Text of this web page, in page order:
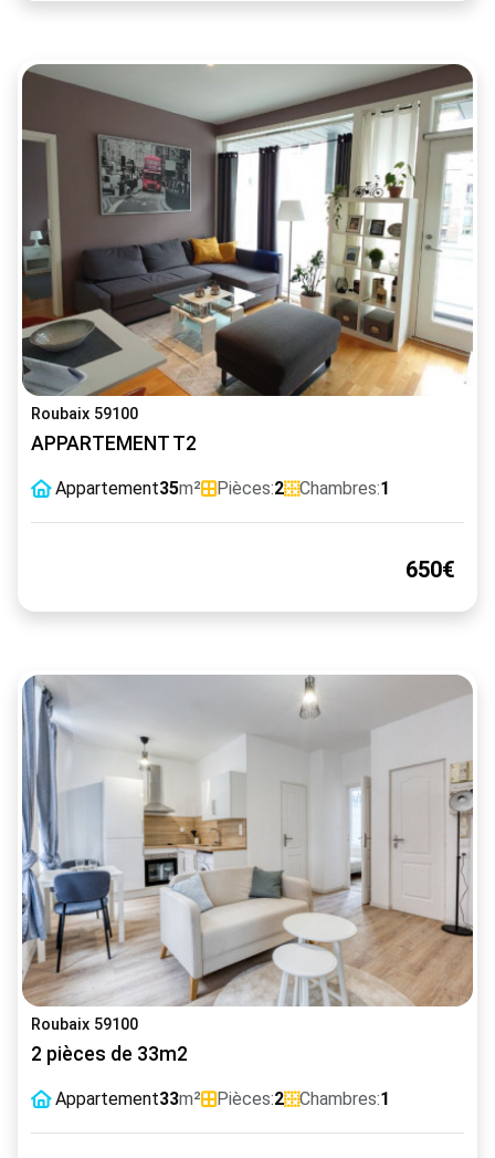
Roubaix 59100
APPARTEMENT T2
Appartement35m² Pièces:2 Chambres:1
650€
Roubaix 59100
2 pièces de 33m2
Appartement33m² Pièces:2 Chambres:1